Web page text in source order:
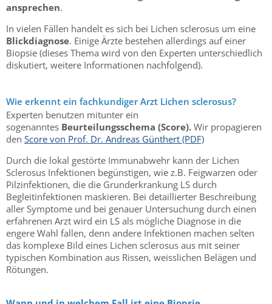
ansprechen.
In vielen Fällen handelt es sich bei Lichen sclerosus um eine
Blickdiagnose. Einige Ärzte bestehen allerdings auf einer
Biopsie (dieses Thema wird von den Experten unterschiedlich
diskutiert, weitere Informationen nachfolgend).
Wie erkennt ein fachkundiger Arzt Lichen sclerosus?
Experten benutzen mitunter ein
sogenanntes Beurteilungsschema (Score). Wir propagieren
den Score von Prof. Dr. Andreas Günthert (PDF)
Durch die lokal gestörte Immunabwehr kann der Lichen
Sclerosus Infektionen begünstigen, wie z.B. Feigwarzen oder
Pilzinfektionen, die die Grunderkrankung LS durch
Begleitinfektionen maskieren. Bei detaillierter Beschreibung
aller Symptome und bei genauer Untersuchung durch einen
erfahrenen Arzt wird ein LS als mögliche Diagnose in die
engere Wahl fallen, denn andere Infektionen machen selten
das komplexe Bild eines Lichen sclerosus aus mit seiner
typischen Kombination aus Rissen, weisslichen Belägen und
Rötungen.